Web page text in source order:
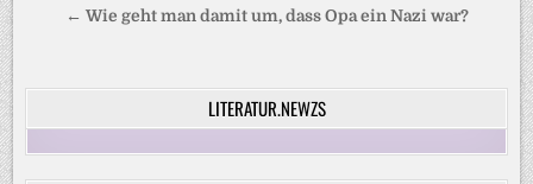
← Wie geht man damit um, dass Opa ein Nazi war?
LITERATUR.NEWZS